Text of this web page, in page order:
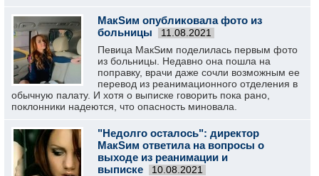
МакSим опубликовала фото из
больницы
11.08.2021
Певица МакSим поделилась первым фото
из больницы. Недавно она пошла на
поправку, врачи даже сочли возможным ее
перевод из реанимационного отделения в
обычную палату. И хотя о выписке говорить пока рано,
поклонники надеются, что опасность миновала.
"Недолго осталось": директор
МакSим ответила на вопросы о
выходе из реанимации и
выписке
10.08.2021